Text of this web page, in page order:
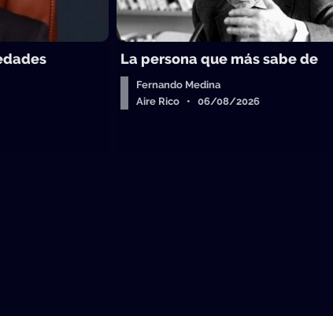
La persona que más sabe de
Fernando Medina
Aire Rico • 06/08/2026